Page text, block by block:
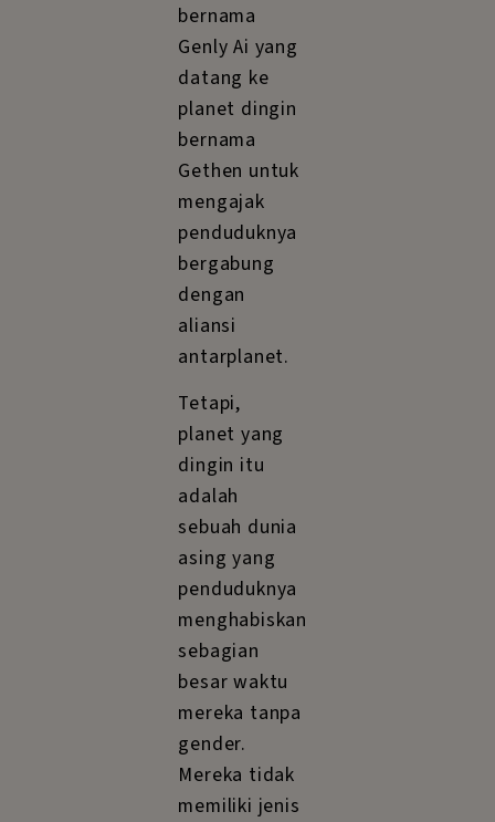
bernama
Genly Ai yang
datang ke
planet dingin
bernama
Gethen untuk
mengajak
penduduknya
bergabung
dengan
aliansi
antarplanet.
Tetapi,
planet yang
dingin itu
adalah
sebuah dunia
asing yang
penduduknya
menghabiskan
sebagian
besar waktu
mereka tanpa
gender.
Mereka tidak
memiliki jenis